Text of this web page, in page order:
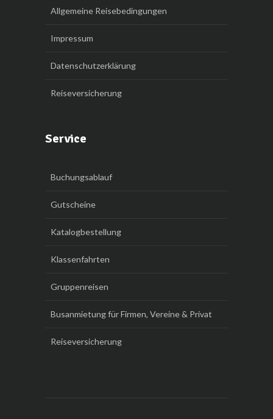
Allgemeine Reisebedingungen
Impressum
Datenschutzerklärung
Reiseversicherung
Service
Buchungsablauf
Gutscheine
Katalogbestellung
Klassenfahrten
Gruppenreisen
Busanmietung für Firmen, Vereine & Privat
Reiseversicherung